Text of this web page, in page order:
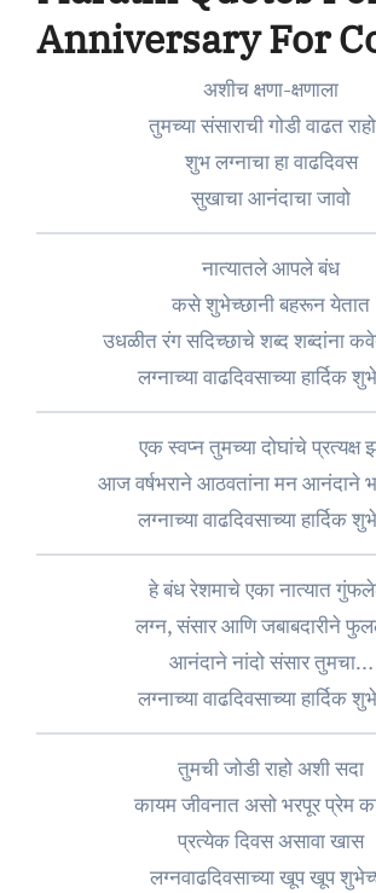
Anniversary For
अशीच क्षणा-क्षणाला
तुमच्या संसाराची गोडी वाढत
शुभ लग्नाचा हा वाढदिवस
सुखाचा आनंदाचा जावो
नात्यातले आपले बंध
कसे शुभेच्छानी बहरून येतात
उधळीत रंग सदिच्छाचे शब्द शब्दांना
लग्नाच्या वाढदिवसाच्या हार्दिक
एक स्वप्न तुमच्या दोघांचे प्रत्यक्ष
आज वर्षभराने आठवतांना मन आनंदाने
लग्नाच्या वाढदिवसाच्या हार्दिक
हे बंध रेशमाचे एका नात्यात
लग्न, संसार आणि जबाबदारीने
आनंदाने नांदो संसार तुमचा…
लग्नाच्या वाढदिवसाच्या हार्दिक
तुमची जोडी राहो अशी सदा
कायम जीवनात असो भरपूर प्रेम
प्रत्येक दिवस असावा खास
लग्नवाढदिवसाच्या खूप खूप